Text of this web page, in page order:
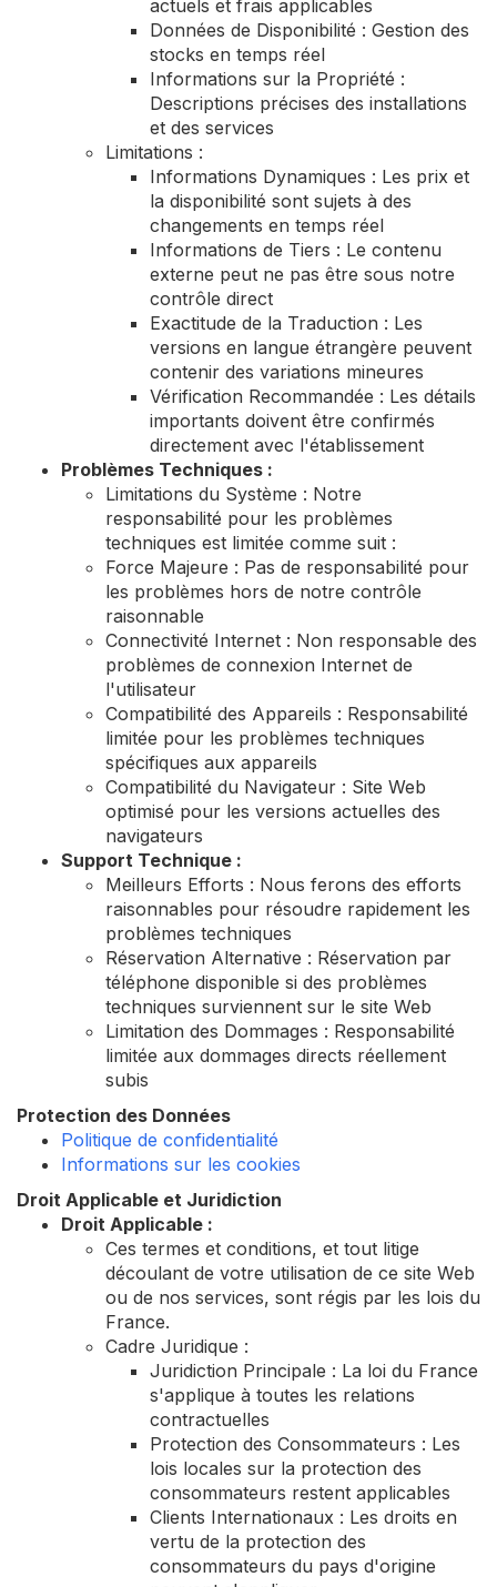
actuels et frais applicables
Données de Disponibilité : Gestion des
stocks en temps réel
Informations sur la Propriété :
Descriptions précises des installations
et des services
Limitations :
Informations Dynamiques : Les prix et
la disponibilité sont sujets à des
changements en temps réel
Informations de Tiers : Le contenu
externe peut ne pas être sous notre
contrôle direct
Exactitude de la Traduction : Les
versions en langue étrangère peuvent
contenir des variations mineures
Vérification Recommandée : Les détails
importants doivent être confirmés
directement avec l'établissement
Problèmes Techniques :
Limitations du Système : Notre
responsabilité pour les problèmes
techniques est limitée comme suit :
Force Majeure : Pas de responsabilité pour
les problèmes hors de notre contrôle
raisonnable
Connectivité Internet : Non responsable des
problèmes de connexion Internet de
l'utilisateur
Compatibilité des Appareils : Responsabilité
limitée pour les problèmes techniques
spécifiques aux appareils
Compatibilité du Navigateur : Site Web
optimisé pour les versions actuelles des
navigateurs
Support Technique :
Meilleurs Efforts : Nous ferons des efforts
raisonnables pour résoudre rapidement les
problèmes techniques
Réservation Alternative : Réservation par
téléphone disponible si des problèmes
techniques surviennent sur le site Web
Limitation des Dommages : Responsabilité
limitée aux dommages directs réellement
subis
Protection des Données
Politique de confidentialité
Informations sur les cookies
Droit Applicable et Juridiction
Droit Applicable :
Ces termes et conditions, et tout litige
découlant de votre utilisation de ce site Web
ou de nos services, sont régis par les lois du
France.
Cadre Juridique :
Juridiction Principale : La loi du France
s'applique à toutes les relations
contractuelles
Protection des Consommateurs : Les
lois locales sur la protection des
consommateurs restent applicables
Clients Internationaux : Les droits en
vertu de la protection des
consommateurs du pays d'origine